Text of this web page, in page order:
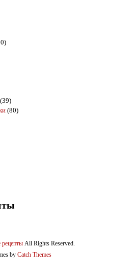
(39)
(80)
All Rights Reserved.
by Catch Themes